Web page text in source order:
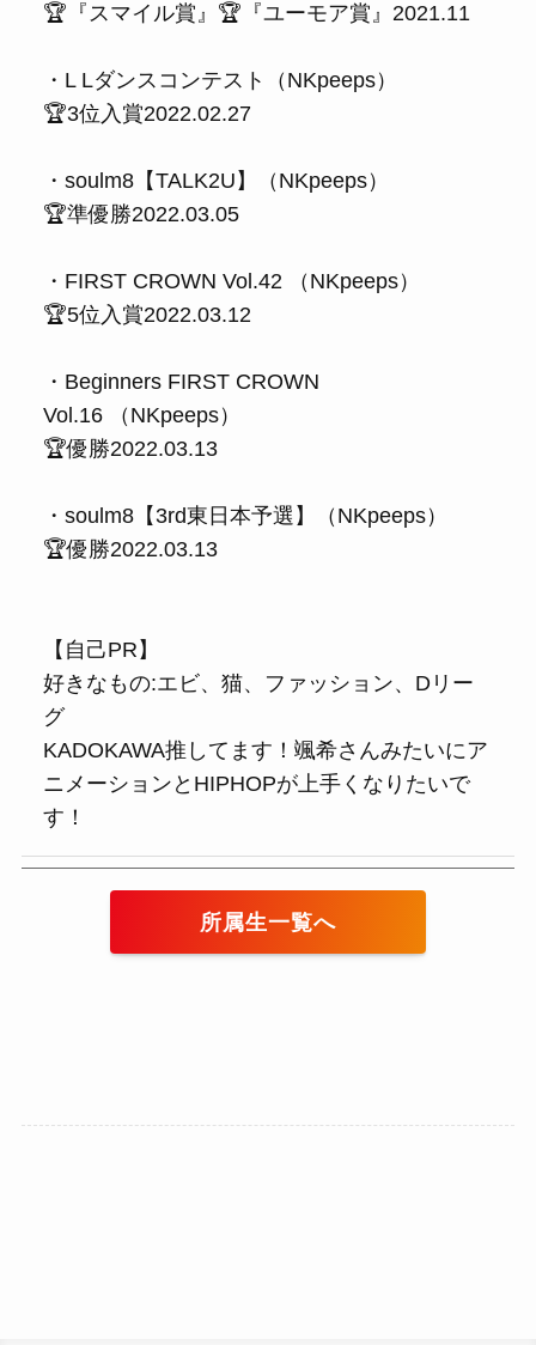
🏆『スマイル賞』🏆『ユーモア賞』2021.11
・L Lダンスコンテスト（NKpeeps）
🏆3位入賞2022.02.27
・soulm8【TALK2U】（NKpeeps）
🏆準優勝2022.03.05
・FIRST CROWN Vol.42 （NKpeeps）
🏆5位入賞2022.03.12
・Beginners FIRST CROWN
Vol.16 （NKpeeps）
🏆優勝2022.03.13
・soulm8【3rd東日本予選】（NKpeeps）
🏆優勝2022.03.13
【自己PR】
好きなもの:エビ、猫、ファッション、Dリー
グ
KADOKAWA推してます！颯希さんみたいにア
ニメーションとHIPHOPが上手くなりたいで
す！
所属生一覧へ